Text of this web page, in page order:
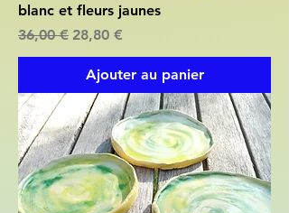
blanc et fleurs jaunes
Prix original
36,00 € Prix promotionnel
28,80 €
Ajouter au panier